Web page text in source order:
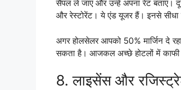
सैंपल ले जाएं और उन्हें अपना रेट बताएं।
और रेस्टोरेंट। ये एंड यूजर हैं। इनसे सीधा
अगर होलसेलर आपको 50% मार्जिन दे
सकता है। आजकल अच्छे होटलों में काफी
8. लाइसेंस और